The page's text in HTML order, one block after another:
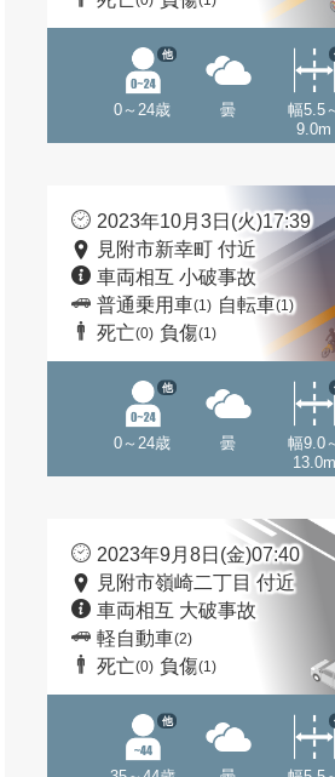
0～24歳
他
曇
幅5.5
9.0m
2023年10月3日(火)17:39
見附市新幸町 付近
車両相互 小破事故
普通乗用車(1) 自転車(1)
死亡(0) 負傷(1)
0～24歳
他
曇
幅9.0
13.0m
2023年9月8日(金)07:40
見附市嶺崎二丁目 付近
車両相互 大破事故
軽自動車(2)
死亡(0) 負傷(1)
他